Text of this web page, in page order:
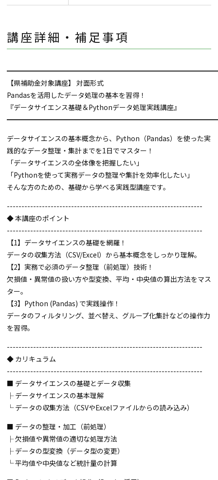
講座詳細・補足事項
【県補助金対象講座】 対面形式
Pandasを活用したデータ処理の基本を習得！
『データサイエンス基礎＆Pythonデータ処理実践講座』
データサイエンスの基本概念から、Python（Pandas）を使った実
践的なデータ整理・集計までを1日でマスター！
「データサイエンスの全体像を把握したい」
「Pythonを使って実務データの整理や集計を効率化したい」
そんな方のための、基礎から学べる実践型講座です。
-------------------------------------------------------------------
◆ 本講座のポイント
-------------------------------------------------------------------
【1】データサイエンスの基礎を網羅！
データの収集方法（CSV/Excel）から基本概念をしっかり理解。
【2】実務で必須のデータ整理（前処理）技術！
欠損値・異常値の扱い方や型変換、平均・中央値の算出方法をマス
ター。
【3】Python (Pandas) で実践操作！
データのフィルタリング、並べ替え、グループ化集計などの操作力
を習得。
-------------------------------------------------------------------
◆ カリキュラム
-------------------------------------------------------------------
■ データサイエンスの基礎とデータ収集
├ データサイエンスの基本理解
└ データの収集方法（CSVやExcelファイルからの読み込み）
■ データの整理・加工（前処理）
├ 欠損値や異常値の適切な処理方法
├ データの型変換（データ型の変更）
└ 平均値や中央値など統計量の計算